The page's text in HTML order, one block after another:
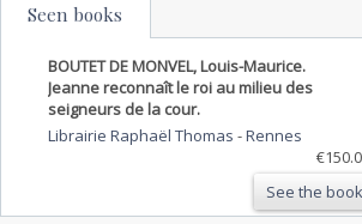
Seen books
BOUTET DE MONVEL, Louis-Maurice.
Jeanne reconnaît le roi au milieu des
seigneurs de la cour.
Librairie Raphaël Thomas -Rennes
See the book